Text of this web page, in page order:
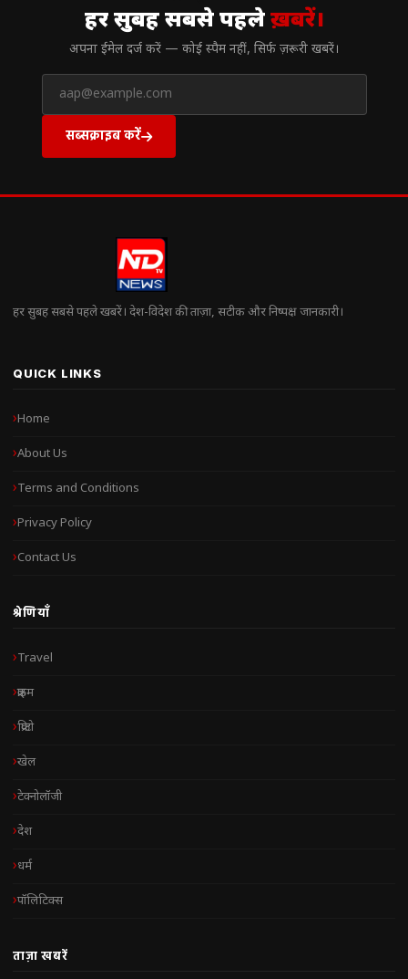
हर सुबह सबसे पहलेख़बरें।
अपना ईमेल दर्ज करें — कोई स्पैम नहीं, सिर्फ ज़रूरी खबरें।
सब्सक्राइब करें
हर सुबह सबसे पहले खबरें। देश-विदेश की ताज़ा, सटीक और निष्पक्ष जानकारी।
QUICK LINKS
Home
About Us
Terms and Conditions
Privacy Policy
Contact Us
श्रेणियाँ
Travel
क्राइम
क्रिप्टो
खेल
टेक्नोलॉजी
देश
धर्म
पॉलिटिक्स
ताज़ा खबरें